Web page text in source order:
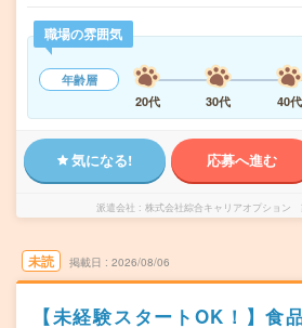
職場の雰囲気
年齢層
20代
30代 40代
気になる! 応募へ進む
派遣会社 株式会社綜合キャリアオプション
未読 掲載日 2026/08/06
【未経験スタートOK！】食